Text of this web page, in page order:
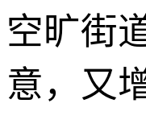
空旷街
意，又